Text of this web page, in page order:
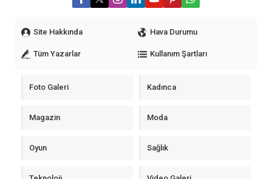
Site Hakkında Hava Durumu
Tüm Yazarlar Kullanım Şartları
Foto Galeri Kadınca
Magazin Moda
Oyun Sağlık